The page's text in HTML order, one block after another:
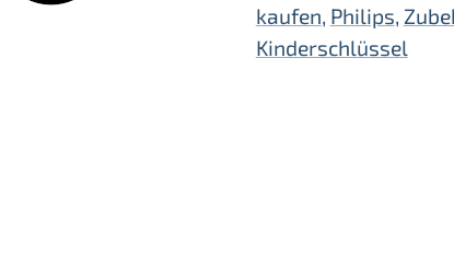
kaufen, Philips,
Kinderschlüssel